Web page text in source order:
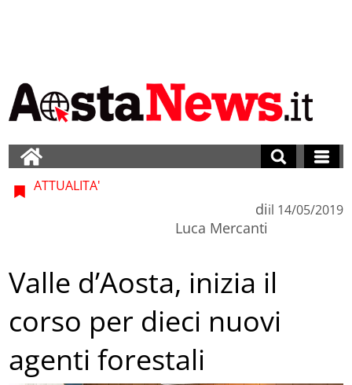
ATTUALITA'
di
Luca Mercanti
il 14/05/2019
Valle d’Aosta, inizia il
corso per dieci nuovi
agenti forestali